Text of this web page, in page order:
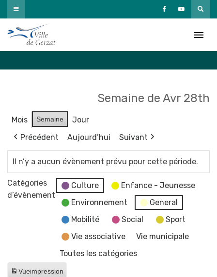
Passer
au
contenu
Semaine de Avr 28th
Mois Semaine
Jour
Précédent
Aujourd’hui Suivant
Il n’y a aucun évènement prévu pour cette période.
Catégories
d’évènement
Culture
Enfance - Jeunesse
Environnement
General
Mobilité
Social
Sport
Vie associative
Vie municipale
Toutes les catégories
Vueimpression